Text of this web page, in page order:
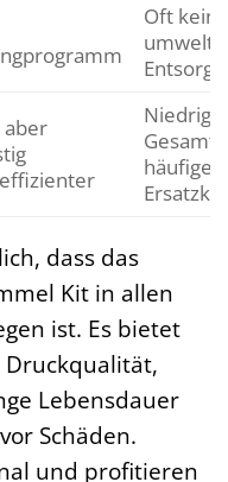
Oft keine
aber
dass das
Kit in allen
ist. Es bietet
Lebensdauer
Schäden.
und profitieren